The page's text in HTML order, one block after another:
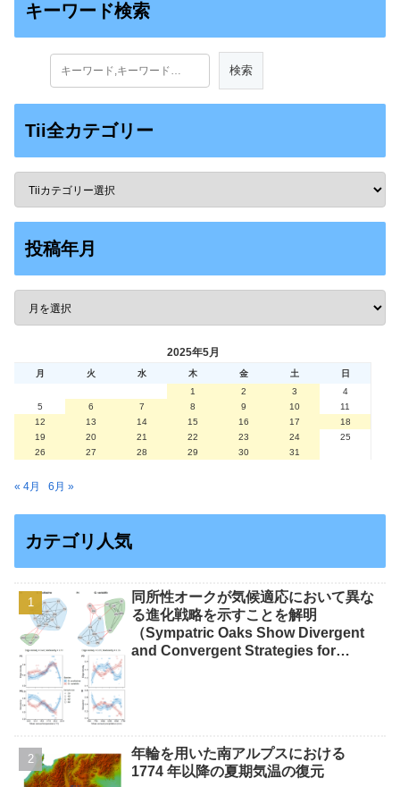
キーワード検索
Tii全カテゴリー
投稿年月
2025年5月
月 火 水 木 金 土
日
1
2 3
4
5
6 7 8 9 10
11
12
13 14 15 16 17
18
19
20 21 22 23 24
25
26
27 28 29 30 31
« 4月 6月 »
カテゴリ人気
同所性オークが気候適応において異な
る進化戦略を示すことを解明
（Sympatric Oaks Show Divergent
and Convergent Strategies for
年輪を用いた南アルプスにおける
1774 年以降の夏期気温の復元